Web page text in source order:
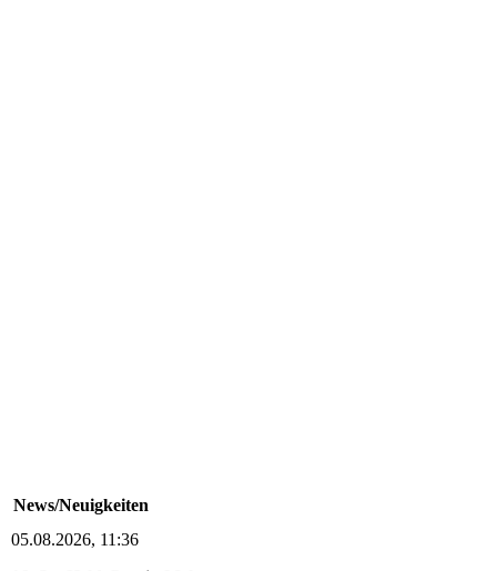
News/Neuigkeiten
05.08.2026, 11:36